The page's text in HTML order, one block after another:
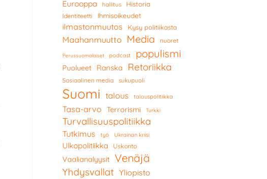
Eurooppa hallitus Historia
Identiteetti Ihmisoikeudet
ilmastonmuutos Kysy politiikasta
Maahanmuutto Media nuoret
Perussuomalaiset podcast populismi
Puolueet Ranska Retoriikka
Sosiaalinen media sukupuoli
Suomi talous talouspolitiikka
Tasa-arvo Terrorismi Turkki
Turvallisuuspolitiikka
Tutkimus työ Ukrainan kriisi
Ulkopolitiikka Uskonto
Vaalianalyysit Venäjä
Yhdysvallat Yliopisto